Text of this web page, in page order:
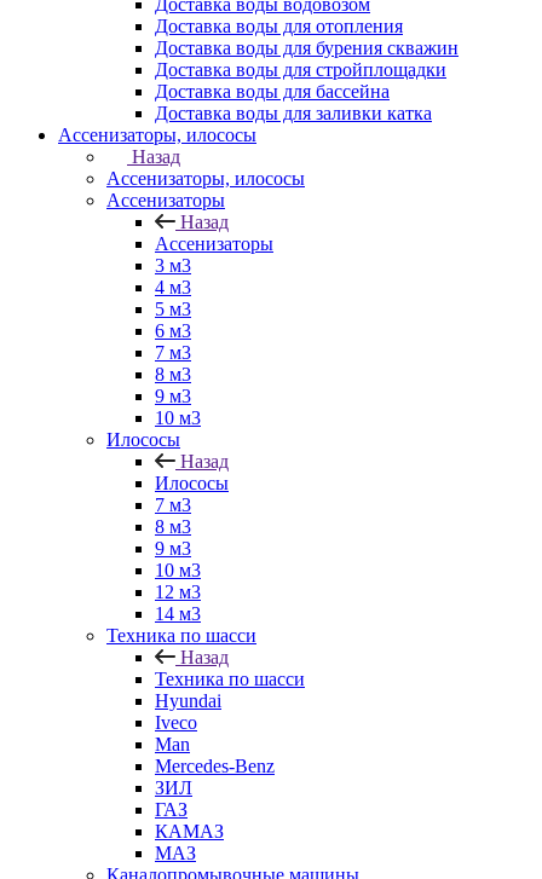
Доставка воды водовозом
Доставка воды для отопления
Доставка воды для бурения скважин
Доставка воды для стройплощадки
Доставка воды для бассейна
Доставка воды для заливки катка
Ассенизаторы, илососы
Назад
Ассенизаторы, илососы
Ассенизаторы
Назад
Ассенизаторы
3 м3
4 м3
5 м3
6 м3
7 м3
8 м3
9 м3
10 м3
Илососы
Назад
Илососы
7 м3
8 м3
9 м3
10 м3
12 м3
14 м3
Техника по шасси
Назад
Техника по шасси
Hyundai
Iveco
Man
Mercedes-Benz
ЗИЛ
ГАЗ
КАМАЗ
МАЗ
Каналопромывочные машины